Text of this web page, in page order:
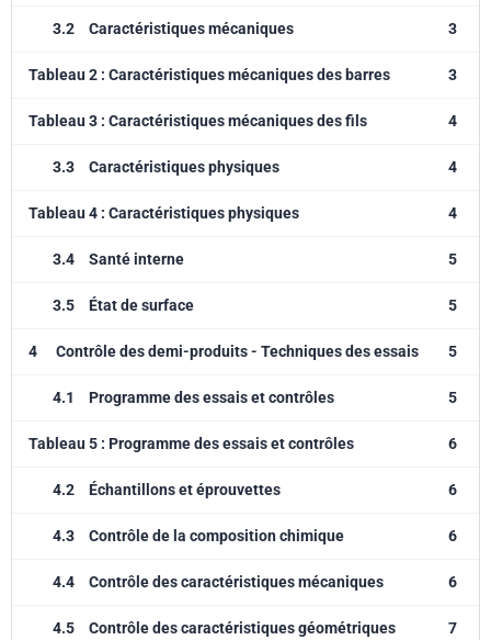
3.2 Caractéristiques mécaniques 3
Tableau 2 : Caractéristiques mécaniques des barres 3
Tableau 3 : Caractéristiques mécaniques des fils 4
3.3 Caractéristiques physiques 4
Tableau 4 : Caractéristiques physiques 4
3.4 Santé interne 5
3.5 État de surface 5
4 Contrôle des demi-produits - Techniques des essais 5
4.1 Programme des essais et contrôles 5
Tableau 5 : Programme des essais et contrôles 6
4.2 Échantillons et éprouvettes 6
4.3 Contrôle de la composition chimique 6
4.4 Contrôle des caractéristiques mécaniques 6
4.5 Contrôle des caractéristiques géométriques 7